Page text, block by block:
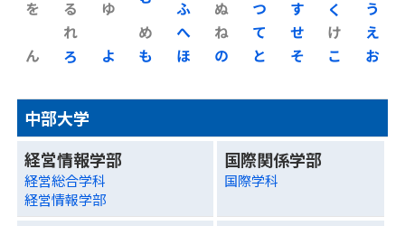
う
え
お
く
け
こ
す
せ
そ
つ
て
と
ぬ
ね
の
ふ
へ
ほ
む
め
も
ゆ
よ
る
れ
ろ
を
ん
中部大学
経営情報学部
経営総合学科
経営情報学部
国際関係学部
国際学科